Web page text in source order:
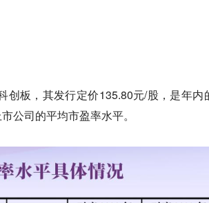
创板，其发行定价135.80元/股，是年内
公司的平均市盈率水平。